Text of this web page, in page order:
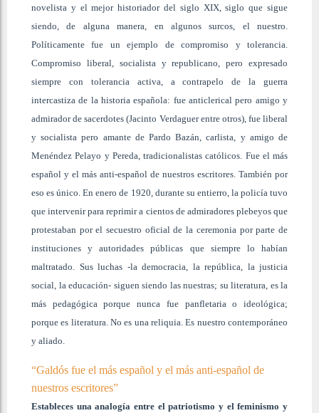
novelista y el mejor historiador del siglo XIX, siglo que sigue
siendo, de alguna manera, en algunos surcos, el nuestro.
Políticamente fue un ejemplo de compromiso y tolerancia.
Compromiso liberal, socialista y republicano, pero expresado
siempre con tolerancia activa, a contrapelo de la guerra
intercastiza de la historia española: fue anticlerical pero amigo y
admirador de sacerdotes (Jacinto Verdaguer entre otros), fue liberal
y socialista pero amante de Pardo Bazán, carlista, y amigo de
Menéndez Pelayo y Pereda, tradicionalistas católicos. Fue el más
español y el más anti-español de nuestros escritores. También por
eso es único. En enero de 1920, durante su entierro, la policía tuvo
que intervenir para reprimir a cientos de admiradores plebeyos que
protestaban por el secuestro oficial de la ceremonia por parte de
instituciones y autoridades públicas que siempre lo habían
maltratado. Sus luchas -la democracia, la república, la justicia
social, la educación- siguen siendo las nuestras; su literatura, es la
más pedagógica porque nunca fue panfletaria o ideológica;
porque es literatura. No es una reliquia. Es nuestro contemporáneo
y aliado.
“Galdós fue el más español y el más anti-español de
nuestros escritores”
Estableces una analogía entre el patriotismo y el feminismo y